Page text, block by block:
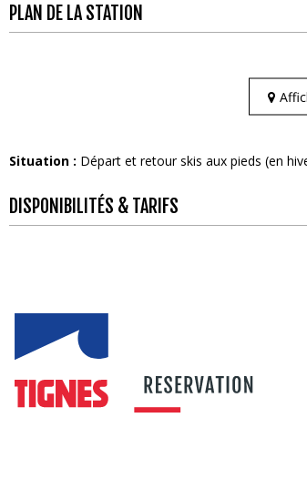
PLAN DE LA STATION
Situation : Départ et retour skis aux pieds (en
DISPONIBILITÉS & TARIFS